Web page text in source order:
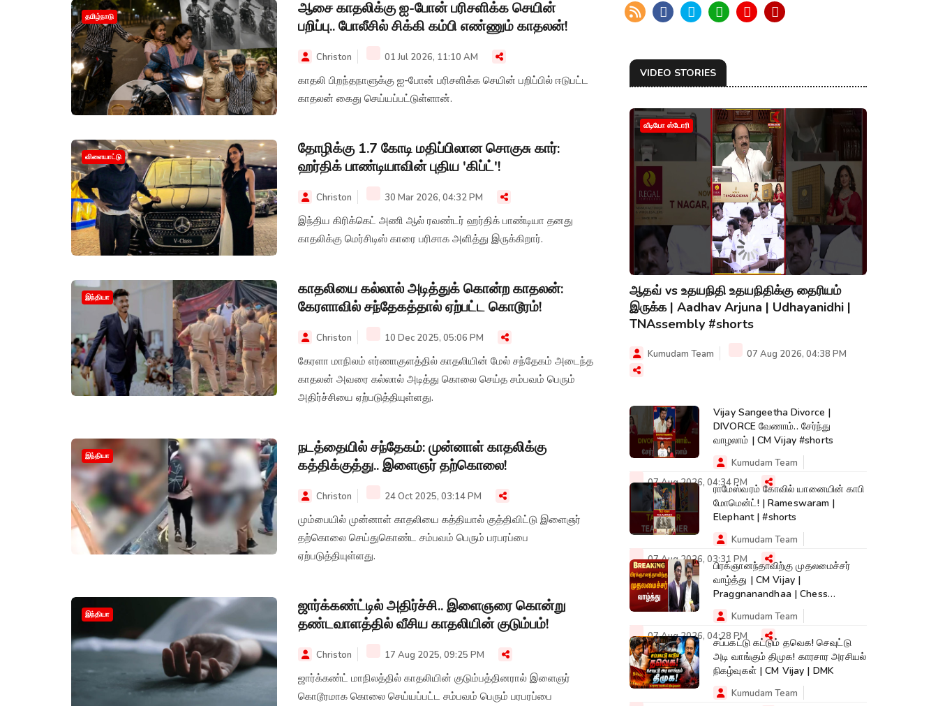
தமிழ்நாடு
ஆசை காதலிக்கு ஐ-போன் பரிசளிக்க செயின்
பறிப்பு.. போலீசில் சிக்கி கம்பி எண்ணும் காதலன்!
Christon 01 Jul 2026, 11:10 AM
காதலி பிறந்தநாளுக்கு ஐ-போன் பரிசளிக்க செயின் பறிப்பில் ஈடுபட்ட
காதலன் கைது செய்யப்பட்டுள்ளான்.
விளையாட்டு
தோழிக்கு 1.7 கோடி மதிப்பிலான சொகுசு கார்:
ஹர்திக் பாண்டியாவின் புதிய 'கிப்ட்'!
Christon 30 Mar 2026, 04:32 PM
இந்திய கிரிக்கெட் அணி ஆல் ரவண்டர் ஹர்திக் பாண்டியா தனது
காதலிக்கு மெர்சிடிஸ் காரை பரிசாக அளித்து இருக்கிறார்.
இந்தியா
காதலியை கல்லால் அடித்துக் கொன்ற காதலன்:
கேரளாவில் சந்தேகத்தால் ஏற்பட்ட கொடூரம்!
Christon 10 Dec 2025, 05:06 PM
கேரளா மாநிலம் எர்ணாகுளத்தில் காதலியின் மேல் சந்தேகம் அடைந்த
காதலன் அவரை கல்லால் அடித்து கொலை செய்த சம்பவம் பெரும்
அதிர்ச்சியை ஏற்படுத்தியுள்ளது.
இந்தியா
நடத்தையில் சந்தேகம்: முன்னாள் காதலிக்கு
கத்திக்குத்து.. இளைஞர் தற்கொலை!
Christon 24 Oct 2025, 03:14 PM
மும்பையில் முன்னாள் காதலியை கத்தியால் குத்திவிட்டு இளைஞர்
தற்கொலை செய்துகொண்ட சம்பவம் பெரும் பரபரப்பை
ஏற்படுத்தியுள்ளது.
இந்தியா
ஜார்க்கண்ட்டில் அதிர்ச்சி.. இளைஞரை கொன்று
தண்டவாளத்தில் வீசிய காதலியின் குடும்பம்!
Christon 17 Aug 2025, 09:25 PM
ஜார்க்கண்ட் மாநிலத்தில் காதலியின் குடும்பத்தினரால் இளைஞர்
கொடூரமாக கொலை செய்யப்பட்ட சம்பவம் பெரும் பரபரப்பை
VIDEO STORIES
வீடியோ ஸ்டோரி
ஆதவ் vs உதயநிதி உதயநிதிக்கு தைரியம்
இருக்க | Aadhav Arjuna | Udhayanidhi |
TNAssembly #shorts
Kumudam Team 07 Aug 2026, 04:38 PM
Vijay Sangeetha Divorce |
DIVORCE வேணாம்.. சேர்ந்து
வாழலாம் | CM Vijay #shorts
Kumudam Team
07 Aug 2026, 04:34 PMராமேஸ்வரம் கோவில் யானையின் காபி
மோமென்ட்! | Rameswaram |
Elephant | #shorts
Kumudam Team
07 Aug 2026, 03:31 PMபிரக்ஞானந்தாவிற்கு முதலமைச்சர்
வாழ்த்து | CM Vijay |
Praggnanandhaa | Chess
Champion |KumudamNews
Kumudam Team
07 Aug 2026, 04:28 PMசப்பகட்டு கட்டும் தவெக! செவுட்டு
அடி வாங்கும் திமுக! காரசார அரசியல்
நிகழ்வுகள் | CM Vijay | DMK
Kumudam Team